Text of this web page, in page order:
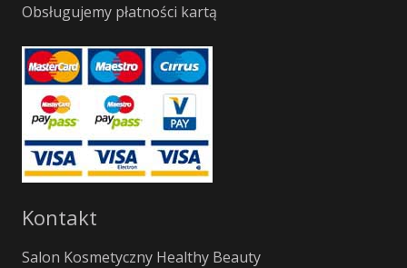
Obsługujemy płatności kartą
Kontakt
Salon Kosmetyczny Healthy Beauty